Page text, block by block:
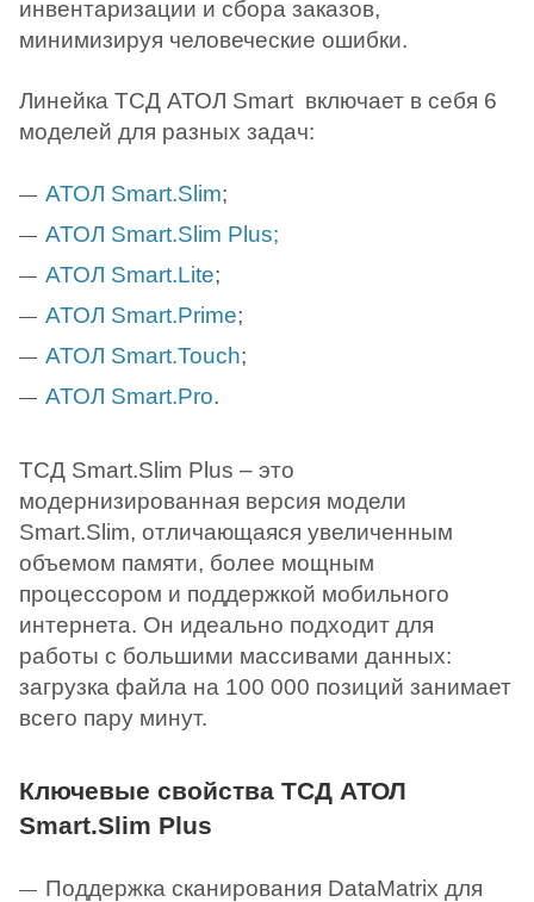
инвентаризации и сбора заказов,
минимизируя человеческие ошибки.
Линейка ТСД АТОЛ Smart включает в себя 6
моделей для разных задач:
АТОЛ Smart.Slim;
АТОЛ Smart.Slim Plus;
АТОЛ Smart.Lite;
АТОЛ Smart.Prime;
АТОЛ Smart.Touch;
АТОЛ Smart.Pro.
ТСД Smart.Slim Plus – это
модернизированная версия модели
Smart.Slim, отличающаяся увеличенным
объемом памяти, более мощным
процессором и поддержкой мобильного
интернета. Он идеально подходит для
работы с большими массивами данных:
загрузка файла на 100 000 позиций занимает
всего пару минут.
Ключевые свойства ТСД АТОЛ
Smart.Slim Plus
Поддержка сканирования DataMatrix для